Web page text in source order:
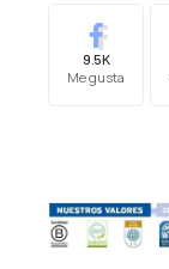
9.5K
Me gusta